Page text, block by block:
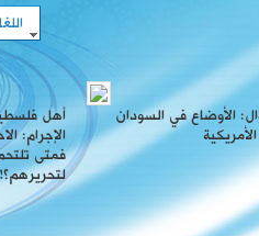
الأوضاع في السودان
أهل
الإجرام:
فمتى